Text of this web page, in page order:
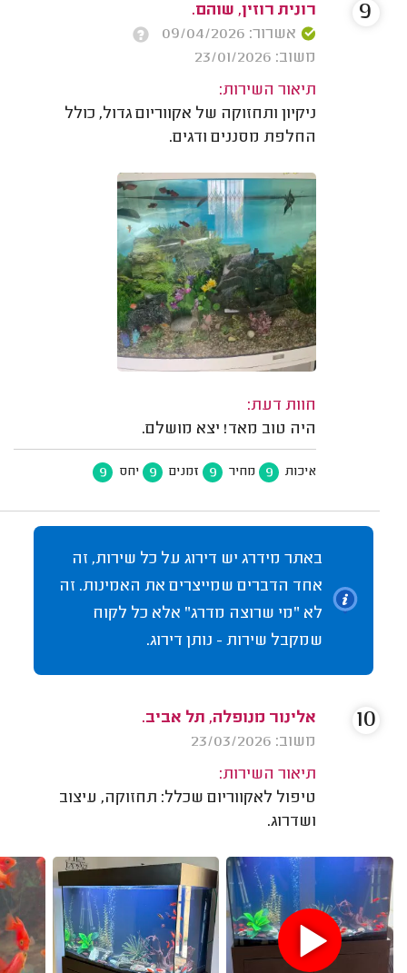
רונית רוזין, שוהם.
אשרור: 09/04/2026
משוב: 23/01/2026
תיאור השירות:
ניקיון ותחזוקה של אקווריום גדול, כולל
החלפת מסננים ודגים.
חוות דעת:
היה טוב מאד! יצא מושלם.
איכות 9 מחיר 9 זמנים 9 יחס 9
9
באתר מידרג יש דירוג על כל שירות, זה
אחד הדברים שמייצרים את האמינות. זה
לא "מי שרוצה מדרג" אלא כל לקוח
שמקבל שירות - נותן דירוג.
אלינור מנופלה, תל אביב.
משוב: 23/03/2026
תיאור השירות:
טיפול לאקווריום שכלל: תחזוקה, עיצוב
ושדרוג.
10